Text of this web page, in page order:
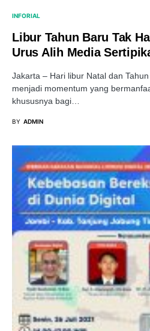
INFORIAL
Libur Tahun Baru Tak
Urus Alih Media
Jakarta – Hari libur Natal dan
menjadi momentum yang
khususnya bagi…
BY ADMIN